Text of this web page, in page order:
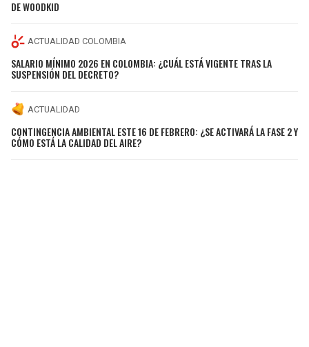
DE WOODKID
ACTUALIDAD COLOMBIA
SALARIO MÍNIMO 2026 EN COLOMBIA: ¿CUÁL ESTÁ VIGENTE TRAS LA
SUSPENSIÓN DEL DECRETO?
ACTUALIDAD
CONTINGENCIA AMBIENTAL ESTE 16 DE FEBRERO: ¿SE ACTIVARÁ LA FASE 2 Y
CÓMO ESTÁ LA CALIDAD DEL AIRE?